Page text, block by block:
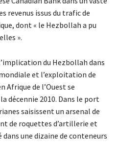
revenus issus du trafic de
dont « le Hezbollah a pu
».
du Hezbollah dans
et l’exploitation de
Afrique de l’Ouest se
décennie 2010. Dans le port
saisissent un arsenal de
de roquettes d’artillerie et
une dizaine de conteneurs